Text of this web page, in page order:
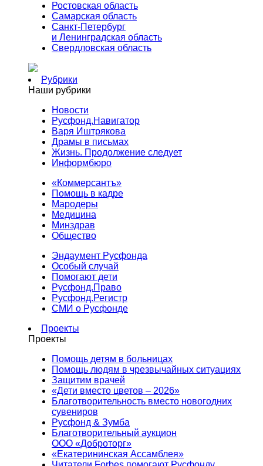
Ростовская область
Самарская область
Санкт-Петербург
и Ленинградская область
Свердловская область
Рубрики
Наши рубрики
Новости
Русфонд.Навигатор
Варя Иштрякова
Драмы в письмах
Жизнь. Продолжение следует
Информбюро
«Коммерсантъ»
Помощь в кадре
Мародеры
Медицина
Минздрав
Общество
Эндаумент Русфонда
Особый случай
Помогают дети
Русфонд.Право
Русфонд.Регистр
СМИ о Русфонде
Проекты
Проекты
Помощь детям в больницах
Помощь людям в чрезвычайных ситуациях
Защитим врачей
«Дети вместо цветов – 2026»
Благотворительность вместо новогодних
сувениров
Русфонд & Зумба
Благотворительный аукцион
ООО «Доброторг»
«Екатерининская Ассамблея»